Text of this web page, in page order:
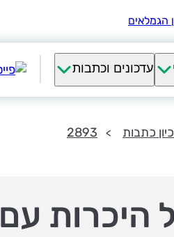
עדכונים וכתבות
כתבות 2893
היכרות עם